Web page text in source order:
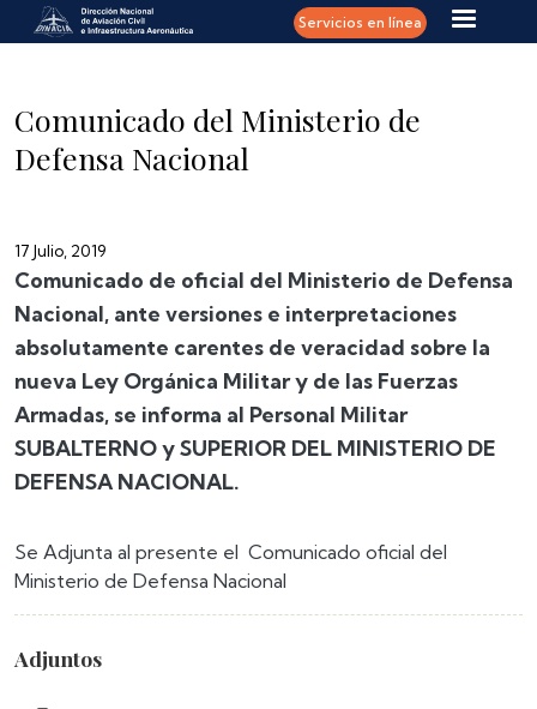
Pasar al contenido principal Servicios en línea
Comunicado del Ministerio de
Defensa Nacional
17 Julio, 2019
Comunicado de oficial del Ministerio de Defensa
Nacional, ante versiones e interpretaciones
absolutamente carentes de veracidad sobre la
nueva Ley Orgánica Militar y de las Fuerzas
Armadas, se informa al Personal Militar
SUBALTERNO y SUPERIOR DEL MINISTERIO DE
DEFENSA NACIONAL.
Se Adjunta al presente el Comunicado oficial del
Ministerio de Defensa Nacional
Adjuntos